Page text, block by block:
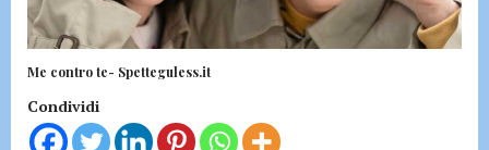
Me contro te- Spetteguless.it
Condividi